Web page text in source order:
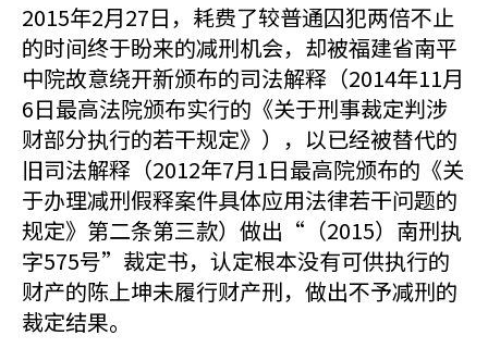
2015年2月27日，耗费了较普通囚犯两倍不止
的时间终于盼来的减刑机会，却被福建省南平
中院故意绕开新颁布的司法解释（2014年11月
6日最高法院颁布实行的《关于刑事裁定判涉
财部分执行的若干规定》），以已经被替代的
旧司法解释（2012年7月1日最高院颁布的《关
于办理减刑假释案件具体应用法律若干问题的
规定》第二条第三款）做出“（2015）南刑执
字575号”裁定书，认定根本没有可供执行的
财产的陈上坤未履行财产刑，做出不予减刑的
裁定结果。